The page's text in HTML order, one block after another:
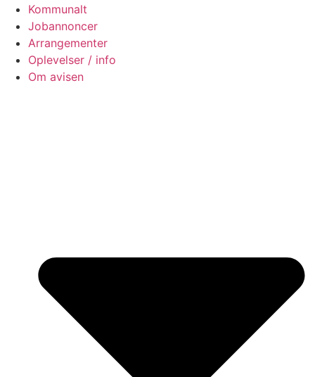
Kommunalt
Jobannoncer
Arrangementer
Oplevelser / info
Om avisen